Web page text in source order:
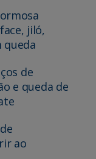
jiló,
queda
de
e queda de
ao